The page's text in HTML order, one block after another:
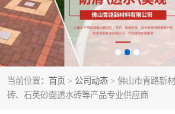
当前位置： 首页 > 公司动态 > 佛山市青路新
砖、石英砂面透水砖等产品专业供应商